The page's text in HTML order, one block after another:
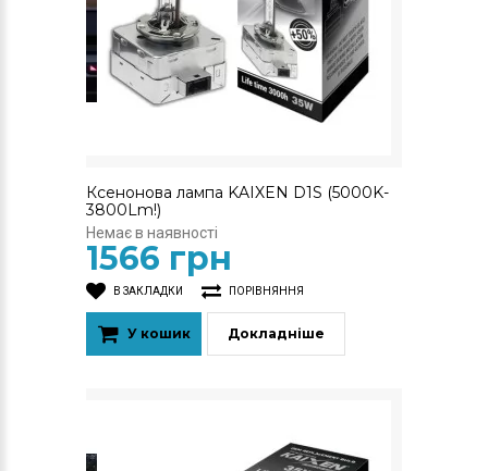
Ксенонова лампа KAIXEN D1S (5000K-
3800Lm!)
Немає в наявності
1566 грн
В ЗАКЛАДКИ ПОРІВНЯННЯ
У кошик Докладніше